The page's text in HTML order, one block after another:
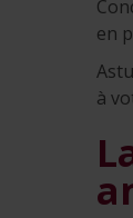
en
à